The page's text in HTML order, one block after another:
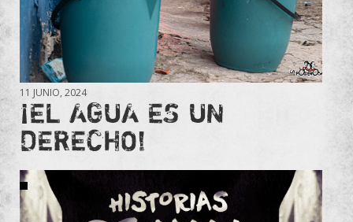
11 JUNIO, 2024
¡EL AGUA ES UN
DERECHO!